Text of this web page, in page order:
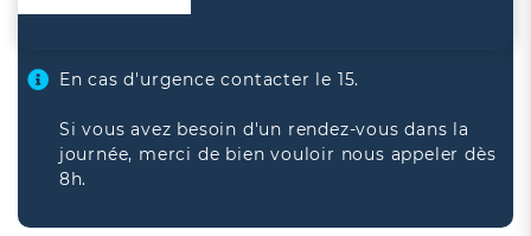
En cas d'urgence contacter le 15.
Si vous avez besoin d'un rendez-vous dans la
journée, merci de bien vouloir nous appeler dès
8h.